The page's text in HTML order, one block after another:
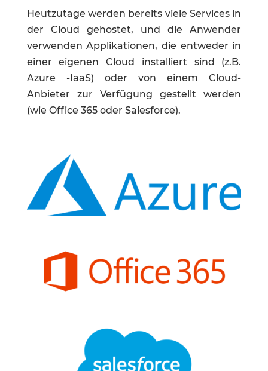
Heutzutage werden bereits viele Services in
der Cloud gehostet, und die Anwender
verwenden Applikationen, die entweder in
einer eigenen Cloud installiert sind (z.B.
Azure -IaaS) oder von einem Cloud-
Anbieter zur Verfügung gestellt werden
(wie Office 365 oder Salesforce).